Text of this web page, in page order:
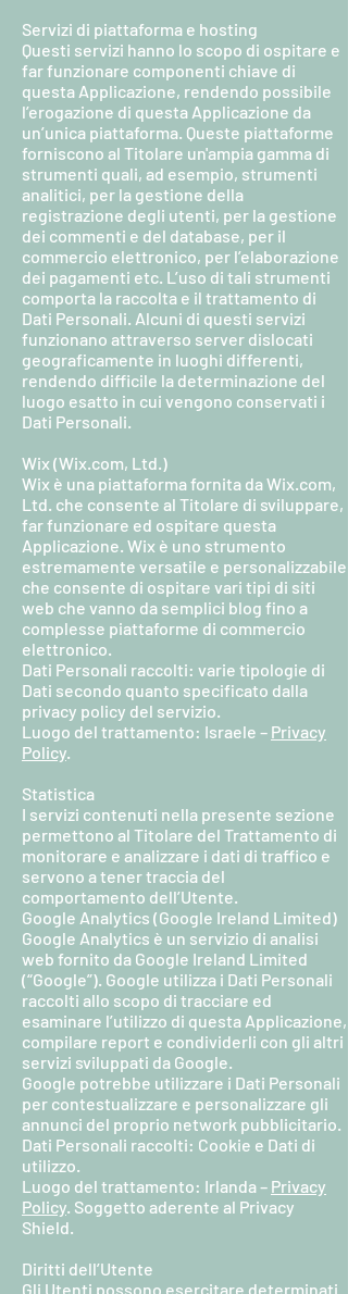
Servizi di piattaforma e hosting
Questi servizi hanno lo scopo di ospitare e
far funzionare componenti chiave di
questa Applicazione, rendendo possibile
l’erogazione di questa Applicazione da
un’unica piattaforma. Queste piattaforme
forniscono al Titolare un'ampia gamma di
strumenti quali, ad esempio, strumenti
analitici, per la gestione della
registrazione degli utenti, per la gestione
dei commenti e del database, per il
commercio elettronico, per l’elaborazione
dei pagamenti etc. L’uso di tali strumenti
comporta la raccolta e il trattamento di
Dati Personali. Alcuni di questi servizi
funzionano attraverso server dislocati
geograficamente in luoghi differenti,
rendendo difficile la determinazione del
luogo esatto in cui vengono conservati i
Dati Personali.
Wix (Wix.com, Ltd.)
Wix è una piattaforma fornita da Wix.com,
Ltd. che consente al Titolare di sviluppare,
far funzionare ed ospitare questa
Applicazione. Wix è uno strumento
estremamente versatile e personalizzabile
che consente di ospitare vari tipi di siti
web che vanno da semplici blog fino a
complesse piattaforme di commercio
elettronico.
Dati Personali raccolti: varie tipologie di
Dati secondo quanto specificato dalla
privacy policy del servizio.
Luogo del trattamento: Israele – Privacy
Policy.
Statistica
I servizi contenuti nella presente sezione
permettono al Titolare del Trattamento di
monitorare e analizzare i dati di traffico e
servono a tener traccia del
comportamento dell’Utente.
Google Analytics (Google Ireland Limited)
Google Analytics è un servizio di analisi
web fornito da Google Ireland Limited
(“Google”). Google utilizza i Dati Personali
raccolti allo scopo di tracciare ed
esaminare l’utilizzo di questa Applicazione,
compilare report e condividerli con gli altri
servizi sviluppati da Google.
Google potrebbe utilizzare i Dati Personali
per contestualizzare e personalizzare gli
annunci del proprio network pubblicitario.
Dati Personali raccolti: Cookie e Dati di
utilizzo.
Luogo del trattamento: Irlanda – Privacy
Policy. Soggetto aderente al Privacy
Shield.
Diritti dell’Utente
Gli Utenti possono esercitare determinati